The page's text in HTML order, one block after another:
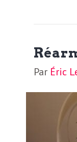
Par Éric